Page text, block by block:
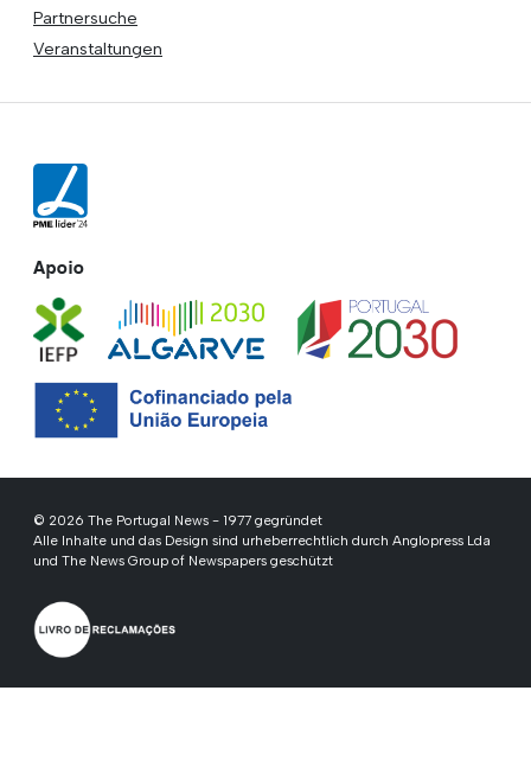
Partnersuche
Veranstaltungen
Apoio
© 2026 The Portugal News - 1977 gegründet
Alle Inhalte und das Design sind urheberrechtlich durch Anglopress Lda
und The News Group of Newspapers geschützt